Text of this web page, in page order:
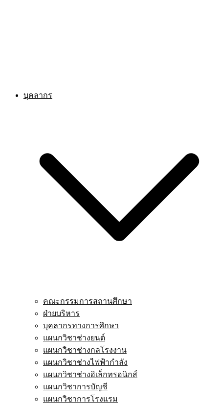
บุคลากร
คณะกรรมการสถานศึกษา
ฝ่ายบริหาร
บุคลากรทางการศึกษา
แผนกวิชาช่างยนต์
แผนกวิชาช่างกลโรงงาน
แผนกวิชาช่างไฟฟ้ากำลัง
แผนกวิชาช่างอิเล็กทรอนิกส์
แผนกวิชาการบัญชี
แผนกวิชาการโรงแรม